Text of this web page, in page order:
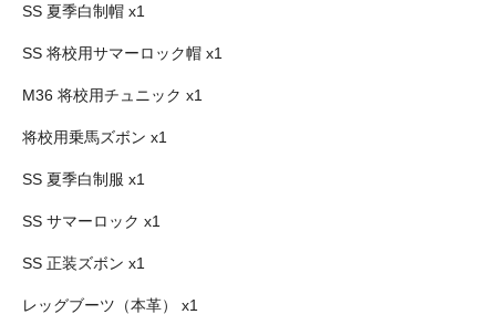
SS 夏季白制帽 x1
SS 将校用サマーロック帽 x1
M36 将校用チュニック x1
将校用乗馬ズボン x1
SS 夏季白制服 x1
SS サマーロック x1
SS 正装ズボン x1
レッグブーツ（本革） x1